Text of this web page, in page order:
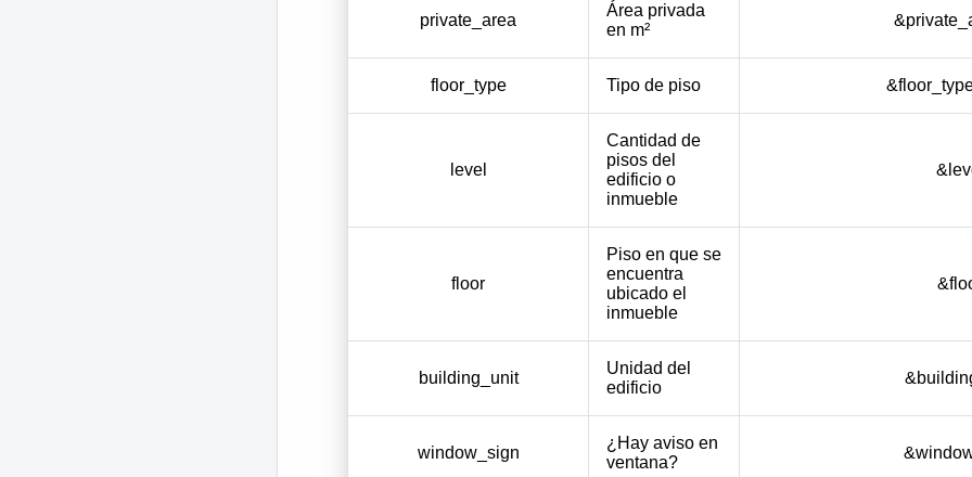
private_area
Área privada
en m²
floor_type Tipo de piso
level
Cantidad de
pisos del
edificio o
inmueble
floor
Piso en que se
encuentra
ubicado el
inmueble
building_unit
Unidad del
edificio
window_sign
¿Hay aviso en
ventana?